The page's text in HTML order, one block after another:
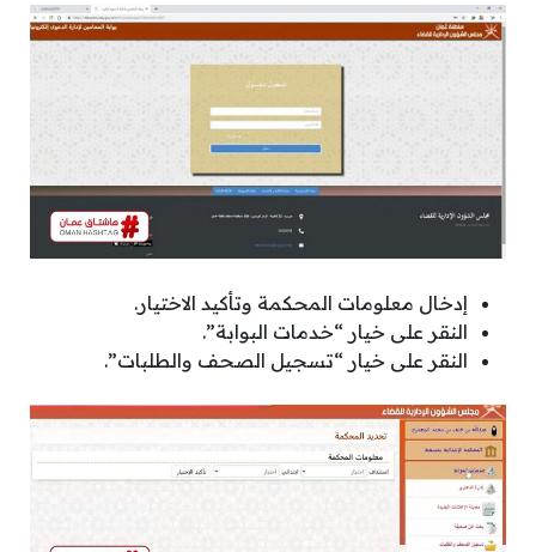
إدخال معلومات المحكمة وتأكيد الاختيار.
النقر على خيار “خدمات البوابة”.
النقر على خيار “تسجيل الصحف والطلبات”.